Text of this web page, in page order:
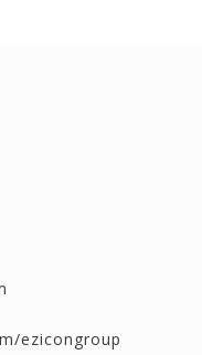
ezicongroup